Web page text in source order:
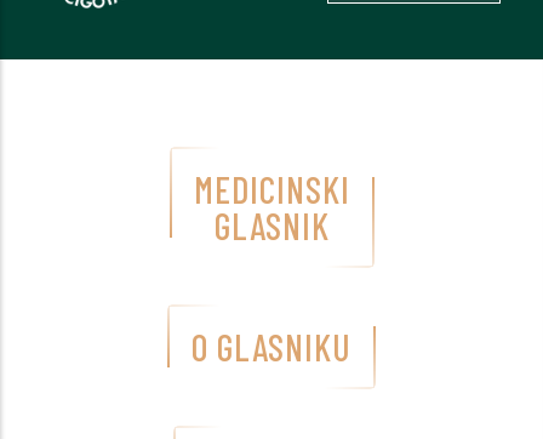
MEDICINSKI
GLASNIK
O GLASNIKU